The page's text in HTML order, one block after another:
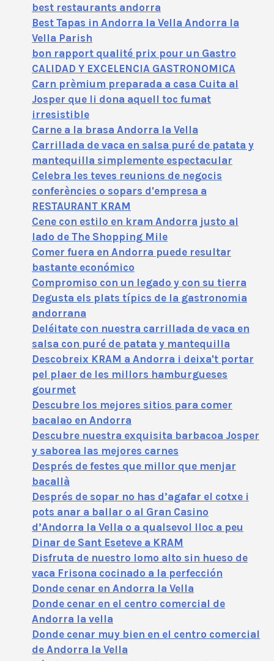
best restaurants andorra
Best Tapas in Andorra la Vella Andorra la
Vella Parish
bon rapport qualité prix pour un Gastro
CALIDAD Y EXCELENCIA GASTRONOMICA
Carn prèmium preparada a casa Cuita al
Josper que li dona aquell toc fumat
irresistible
Carne a la brasa Andorra la Vella
Carrillada de vaca en salsa puré de patata y
mantequilla simplemente espectacular
Celebra les teves reunions de negocis
conferències o sopars d'empresa a
RESTAURANT KRAM
Cene con estilo en kram Andorra justo al
lado de The Shopping Mile
Comer fuera en Andorra puede resultar
bastante económico
Compromiso con un legado y con su tierra
Degusta els plats típics de la gastronomia
andorrana
Deléitate con nuestra carrillada de vaca en
salsa con puré de patata y mantequilla
Descobreix KRAM a Andorra i deixa't portar
pel plaer de les millors hamburgueses
gourmet
Descubre los mejores sitios para comer
bacalao en Andorra
Descubre nuestra exquisita barbacoa Josper
y saborea las mejores carnes
Després de festes que millor que menjar
bacallà
Després de sopar no has d’agafar el cotxe i
pots anar a ballar o al Gran Casino
d’Andorra la Vella o a qualsevol lloc a peu
Dinar de Sant Eseteve a KRAM
Disfruta de nuestro lomo alto sin hueso de
vaca Frisona cocinado a la perfección
Donde cenar en Andorra la Vella
Donde cenar en el centro comercial de
Andorra la vella
Donde cenar muy bien en el centro comercial
de Andorra la Vella